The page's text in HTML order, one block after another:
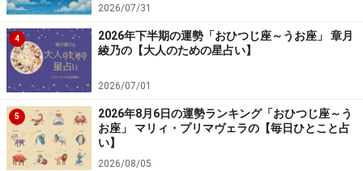
2026/07/31
4
2026年下半期の運勢「おひつじ座～うお座」 章月
綾乃の【大人のための星占い】
2026/07/01
5
2026年8月6日の運勢ランキング「おひつじ座～う
お座」 マリィ・プリマヴェラの【毎日ひとこと占
い】
2026/08/05